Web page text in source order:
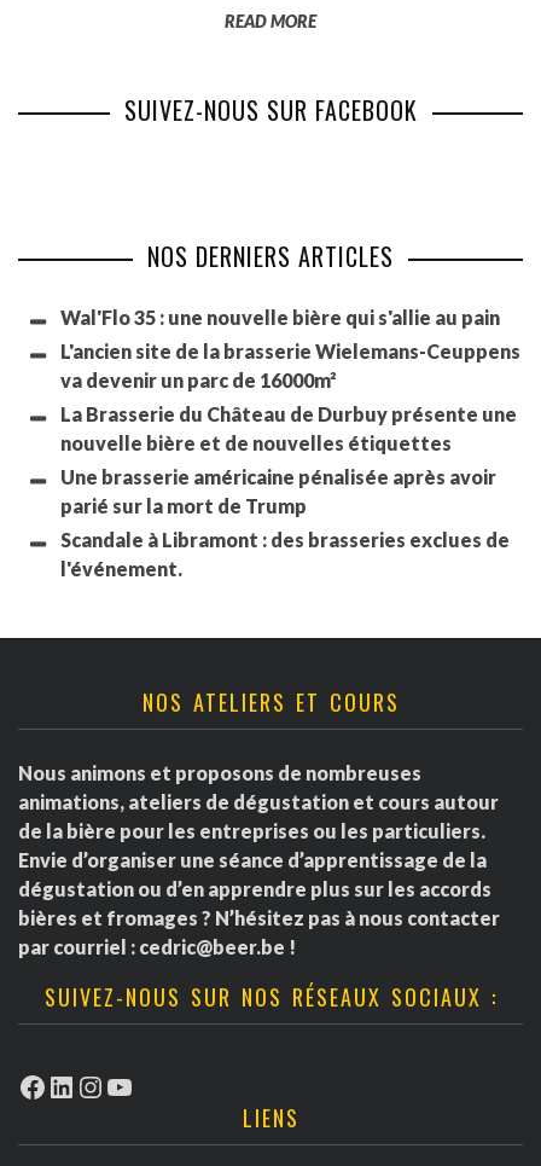
READ MORE
SUIVEZ-NOUS SUR FACEBOOK
NOS DERNIERS ARTICLES
Wal'Flo 35 : une nouvelle bière qui s'allie au pain
L'ancien site de la brasserie Wielemans-Ceuppens
va devenir un parc de 16000m²
La Brasserie du Château de Durbuy présente une
nouvelle bière et de nouvelles étiquettes
Une brasserie américaine pénalisée après avoir
parié sur la mort de Trump
Scandale à Libramont : des brasseries exclues de
l'événement.
NOS ATELIERS ET COURS
Nous animons et proposons de nombreuses
animations, ateliers de dégustation et cours autour
de la bière pour les entreprises ou les particuliers.
Envie d’organiser une séance d’apprentissage de la
dégustation ou d’en apprendre plus sur les accords
bières et fromages ? N’hésitez pas à nous contacter
par courriel : cedric@beer.be !
SUIVEZ-NOUS SUR NOS RÉSEAUX SOCIAUX :
Facebook
LinkedIn
Instagram
YouTube
LIENS